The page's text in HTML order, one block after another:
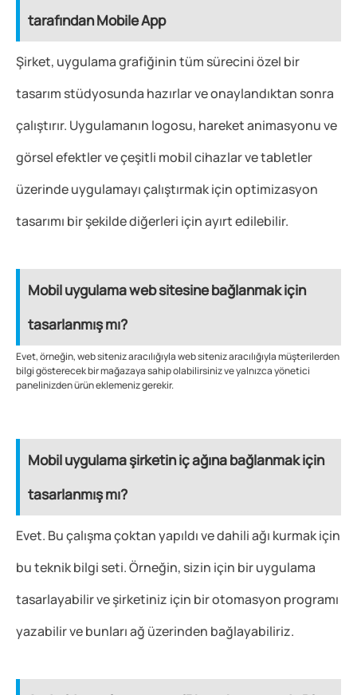
tarafından Mobile App
Şirket, uygulama grafiğinin tüm sürecini özel bir
tasarım stüdyosunda hazırlar ve onaylandıktan sonra
çalıştırır. Uygulamanın logosu, hareket animasyonu ve
görsel efektler ve çeşitli mobil cihazlar ve tabletler
üzerinde uygulamayı çalıştırmak için optimizasyon
tasarımı bir şekilde diğerleri için ayırt edilebilir.
Mobil uygulama web sitesine bağlanmak için
tasarlanmış mı?
Evet, örneğin, web siteniz aracılığıyla web siteniz aracılığıyla müşterilerden
bilgi gösterecek bir mağazaya sahip olabilirsiniz ve yalnızca yönetici
panelinizden ürün eklemeniz gerekir.
Mobil uygulama şirketin iç ağına bağlanmak için
tasarlanmış mı?
Evet. Bu çalışma çoktan yapıldı ve dahili ağı kurmak için
bu teknik bilgi seti. Örneğin, sizin için bir uygulama
tasarlayabilir ve şirketiniz için bir otomasyon programı
yazabilir ve bunları ağ üzerinden bağlayabiliriz.